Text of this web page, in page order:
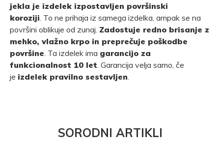
jekla je izdelek izpostavljen površinski
koroziji. To ne prihaja iz samega izdelka, ampak se na
površini oblikuje od zunaj. Zadostuje redno brisanje z
mehko, vlažno krpo in preprečuje poškodbe
površine. Ta izdelek ima garancijo za
funkcionalnost 10 let. Garancija velja samo, če
je izdelek pravilno sestavljen.
SORODNI ARTIKLI